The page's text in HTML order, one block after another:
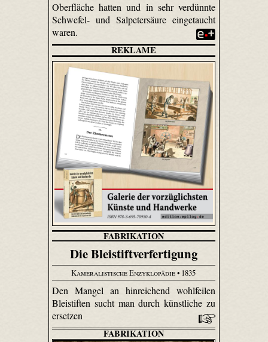
Oberfläche hatten und in sehr verdünnte
Schwefel- und Salpetersäure eingetaucht
waren.
REKLAME
FABRIKATION
Die Bleistiftverfertigung
Kameralistische Enzyklopädie• 1835
Den Mangel an hinreichend wohlfeilen
Bleistiften sucht man durch künstliche zu
ersetzen
FABRIKATION